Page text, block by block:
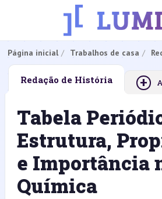
Página inicial Trabalhos de casa
Redação de História +
Tabela
Estrutura,
e Importância
Química